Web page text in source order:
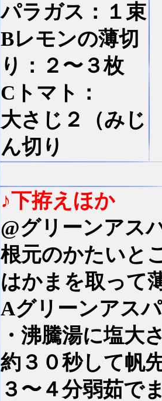
パラガス：１束
Bレモンの薄切
り：２〜３枚
Cトマト：
大さじ２（みじ
ん切り
♪下拵えほか
@グリーンアス
根元のかたいと
はかまを取って
Aグリーンアス
・沸騰湯に塩大
約３０秒して帆
３〜４分弱茹で